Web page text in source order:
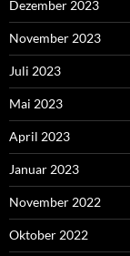
Dezember 2023
November 2023
Juli 2023
Mai 2023
April 2023
Januar 2023
November 2022
Oktober 2022